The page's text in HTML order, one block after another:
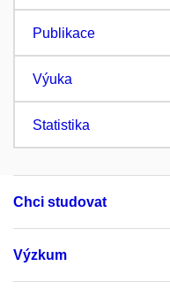
Publikace
Výuka
Statistika
Chci studovat
Výzkum